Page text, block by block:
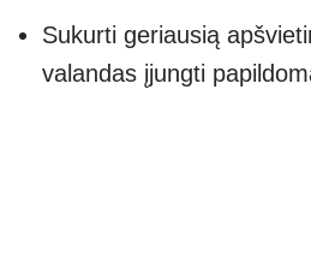
Sukurti geriausią
valandas įjungti